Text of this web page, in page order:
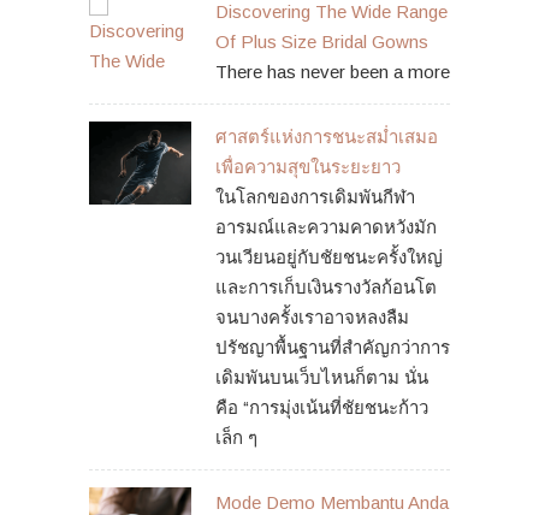
Discovering The Wide Range
Of Plus Size Bridal Gowns
There has never been a more
ศาสตร์แห่งการชนะสม่ำเสมอ
เพื่อความสุขในระยะยาว
ในโลกของการเดิมพันกีฬา
อารมณ์และความคาดหวังมัก
วนเวียนอยู่กับชัยชนะครั้งใหญ่
และการเก็บเงินรางวัลก้อนโต
จนบางครั้งเราอาจหลงลืม
ปรัชญาพื้นฐานที่สำคัญกว่าการ
เดิมพันบนเว็บไหนก็ตาม นั่น
คือ “การมุ่งเน้นที่ชัยชนะก้าว
เล็ก ๆ
Mode Demo Membantu Anda